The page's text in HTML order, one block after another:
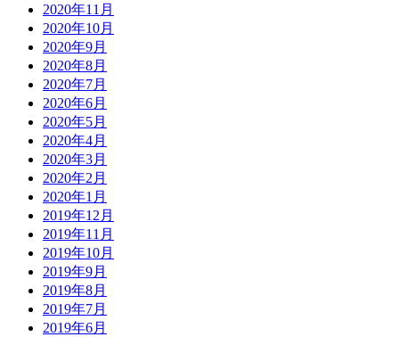
2020年11月
2020年10月
2020年9月
2020年8月
2020年7月
2020年6月
2020年5月
2020年4月
2020年3月
2020年2月
2020年1月
2019年12月
2019年11月
2019年10月
2019年9月
2019年8月
2019年7月
2019年6月